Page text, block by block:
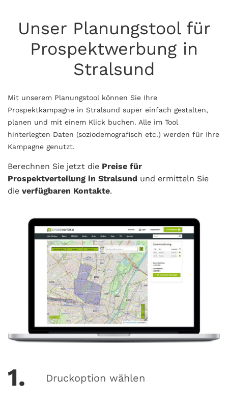
Unser Planungstool für
Prospektwerbung in
Stralsund
Mit unserem Planungstool können Sie Ihre
Prospektkampagne in Stralsund super einfach gestalten,
planen und mit einem Klick buchen. Alle im Tool
hinterlegten Daten (soziodemografisch etc.) werden für Ihre
Kampagne genutzt.
Berechnen Sie jetzt die Preise für
Prospektverteilung in Stralsund und ermitteln Sie
die verfügbaren Kontakte.
1. Druckoption wählen